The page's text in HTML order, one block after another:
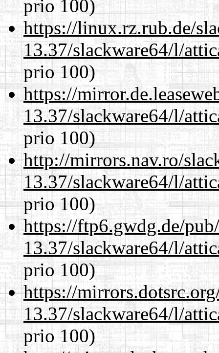
prio 100)
https://linux.rz.rub.de/
13.37/slackware64/l/
prio 100)
https://
13.37/slackware64/l/
prio 100)
http://mirrors.nav.ro/
13.37/slackware64/l/
prio 100)
https://ftp6.gwdg.de/
13.37/slackware64/l/
prio 100)
https://
13.37/slackware64/l/
prio 100)